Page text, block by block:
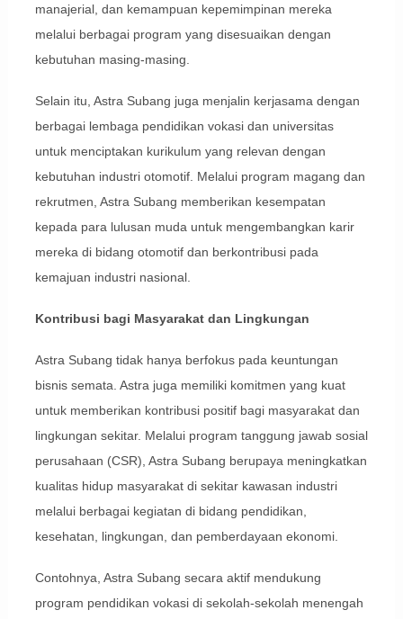
manajerial, dan kemampuan kepemimpinan mereka
melalui berbagai program yang disesuaikan dengan
kebutuhan masing-masing.
Selain itu, Astra Subang juga menjalin kerjasama dengan
berbagai lembaga pendidikan vokasi dan universitas
untuk menciptakan kurikulum yang relevan dengan
kebutuhan industri otomotif. Melalui program magang dan
rekrutmen, Astra Subang memberikan kesempatan
kepada para lulusan muda untuk mengembangkan karir
mereka di bidang otomotif dan berkontribusi pada
kemajuan industri nasional.
Kontribusi bagi Masyarakat dan Lingkungan
Astra Subang tidak hanya berfokus pada keuntungan
bisnis semata. Astra juga memiliki komitmen yang kuat
untuk memberikan kontribusi positif bagi masyarakat dan
lingkungan sekitar. Melalui program tanggung jawab sosial
perusahaan (CSR), Astra Subang berupaya meningkatkan
kualitas hidup masyarakat di sekitar kawasan industri
melalui berbagai kegiatan di bidang pendidikan,
kesehatan, lingkungan, dan pemberdayaan ekonomi.
Contohnya, Astra Subang secara aktif mendukung
program pendidikan vokasi di sekolah-sekolah menengah